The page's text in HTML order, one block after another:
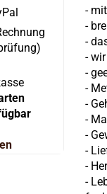
-
-
-
-
-
-
-
-
-
-
-
-